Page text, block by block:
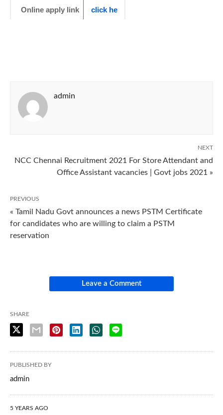
Online apply link click he
admin
NEXT
NCC Chennai Recruitment 2021 For Store Attendant and
Office Assistant vacancies | Govt jobs 2021 »
PREVIOUS
« Tamil Nadu Govt announces a news PSTM Certificate
for candidates who are willing to claim a PSTM
reservation
Leave a Comment
SHARE
PUBLISHED BY
admin
5 YEARS AGO